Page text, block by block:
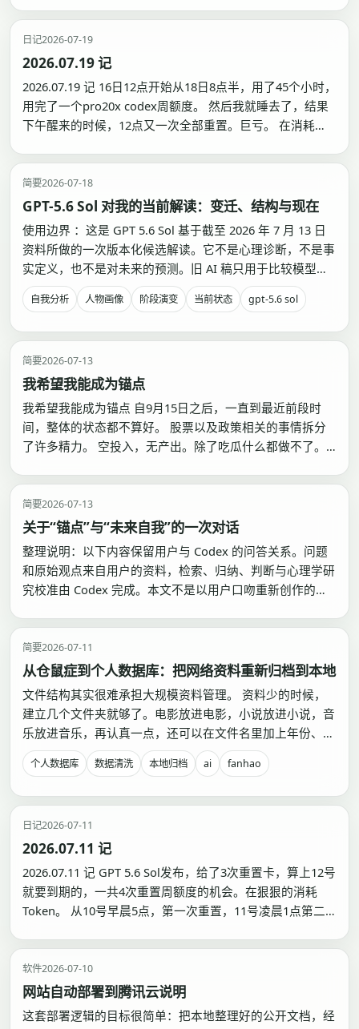
题。下载的方案，比如 115 ，百度云。 115下影视作品，百
度云可以下 资料…
日记2026-07-19
2026.07.19 记
2026.07.19 记 16日12点开始从18日8点半，用了45个小时，
用完了一个pro20x codex周额度。 然后我就睡去了，结果
下午醒来的时候，12点又一次全部重置。巨亏。 在消耗
校准goal模式的目标有没有偏离，还要验证输出的结果，还
要准备接下来要做什…
简要2026-07-18
GPT-5.6 Sol 对我的当前解读：变迁、结构与现在
使用边界 ：这是 GPT 5.6 Sol 基于截至 2026 年 7 月 13 日
资料所做的一次版本化候选解读。它不是心理诊断，不是事
实定义，也不是对未来的预测。旧 AI 稿只用于比较模型如
何理解你；主要判断仍回到本人原文、实际经历和反例校
准。 一句话结论 ：你是在稀缺中长成的系统构建者，正在
自我分析 人物画像 阶段演变 当前状态 gpt-5.6 sol
简要2026-07-13
我希望我能成为锚点
我希望我能成为锚点 自9月15日之后，一直到最近前段时
间，整体的状态都不算好。 股票以及政策相关的事情拆分
了许多精力。 空投入，无产出。除了吃瓜什么都做不了。
在接触到某个新鲜的事情的时候，会极大的渲染它存在的价
值，用于驱动自身执行这个结果。 这种决策绝大部分都是
一次…
简要2026-07-13
关于“锚点”与“未来自我”的一次对话
整理说明：以下内容保留用户与 Codex 的问答关系。问题
和原始观点来自用户的资料，检索、归纳、判断与心理学研
究校准由 Codex 完成。本文不是以用户口吻重新创作的自
库中找到了两篇标题直接包含“锚点”的文档，以及一篇相关
日记。 第一篇是 简要/锚点.md ，主要讨…
简要2026-07-11
从仓鼠症到个人数据库：把网络资料重新归档到本地
文件结构其实很难承担大规模资料管理。 资料少的时候，
建立几个文件夹就够了。电影放进电影，小说放进小说，音
乐放进音乐，再认真一点，还可以在文件名里加上年份、作
者、类型和版本。只要格式足够整齐，看上去就像是已经完
成了管理。 但数量一多，这套结构几乎一定会失控。 一部
代；它…
个人数据库 数据清洗 本地归档 ai fanhao
日记2026-07-11
2026.07.11 记
2026.07.11 记 GPT 5.6 Sol发布，给了3次重置卡，算上12号
就要到期的，一共4次重置周额度的机会。在狠狠的消耗
Token。 从10号早晨5点，第一次重置，11号凌晨1点第二
四次重置。 12号的补偿卡应该是大部分都有的，加上5h的
限制，所以Tib…
软件2026-07-10
网站自动部署到腾讯云说明
这套部署逻辑的目标很简单：把本地整理好的公开文档，经